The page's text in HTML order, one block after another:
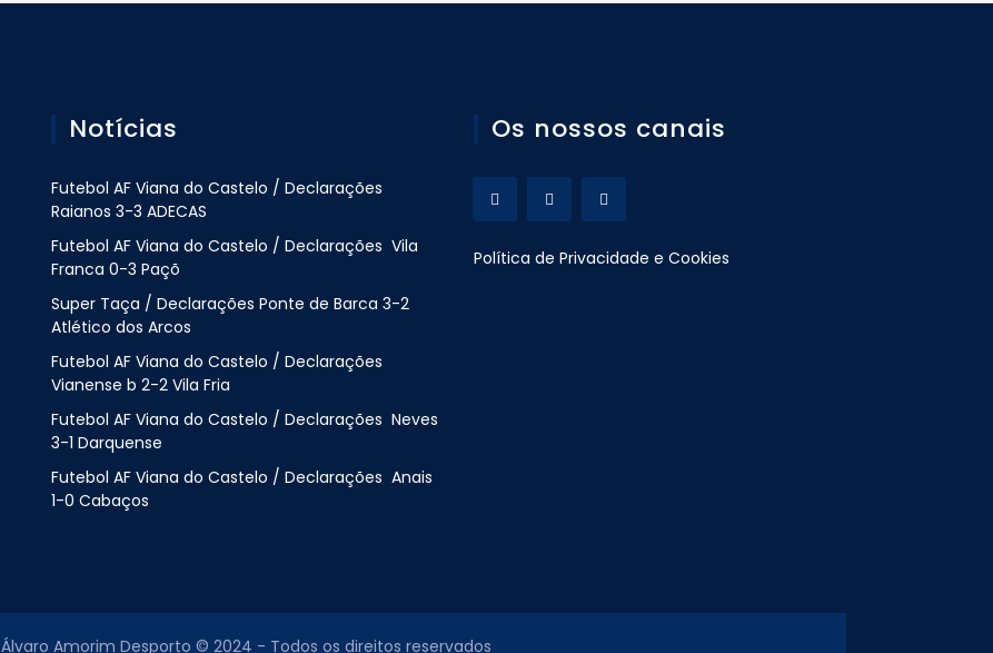
Notícias
Futebol AF Viana do Castelo / Declarações
Raianos 3-3 ADECAS
Futebol AF Viana do Castelo / Declarações Vila
Franca 0-3 Paçõ
Super Taça / Declarações Ponte de Barca 3-2
Atlético dos Arcos
Futebol AF Viana do Castelo / Declarações
Vianense b 2-2 Vila Fria
Futebol AF Viana do Castelo / Declarações Neves
3-1 Darquense
Futebol AF Viana do Castelo / Declarações Anais
1-0 Cabaços
Os nossos canais
Política de Privacidade e Cookies
Álvaro Amorim Desporto © 2024 - Todos os direitos reservados